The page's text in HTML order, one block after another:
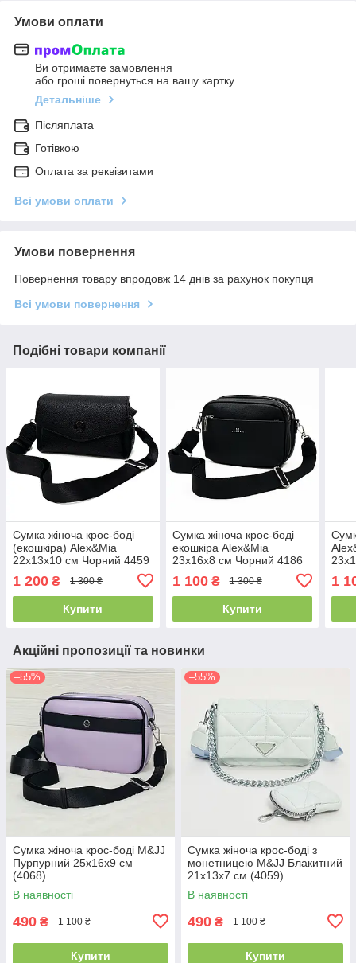
Умови оплати
Ви отримаєте замовлення
або гроші повернуться на вашу картку
Детальніше
Післяплата
Готівкою
Оплата за реквізитами
Всі умови оплати
Умови повернення
Повернення товару впродовж 14 днів за рахунок покупця
Всі умови повернення
Подібні товари компанії
Сумка жіноча крос-боді
(екошкіра) Alex&Mia
22х13х10 см Чорний 4459
1 200 ₴ 1 300 ₴
Купити
Сумка жіноча крос-боді
екошкіра Alex&Mia
23х16х8 см Чорний 4186
1 100₴ 1 300 ₴
Купити
1
Акційні пропозиції та новинки
–55%
Сумка жіноча крос-боді M&JJ
Пурпурний 25х16х9 см
(4068)
В наявності
490 ₴ 1 100 ₴
Купити
–55%
Сумка жіноча крос-боді з
монетницею M&JJ Блакитний
21х13х7 см (4059)
В наявності
490 ₴ 1 100 ₴
Купити